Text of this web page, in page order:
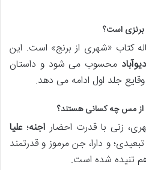
برنزی است؟
کتاب «شهری از برنج» است. این
دیوآباد محسوب می شود و داستان
جلد اول ادامه می دهد.
مس چه کسانی هستند؟
زنی با قدرت احضار اجنه؛علیا
و دارا، جن مرموز و قدرتمند
تنیده شده است.